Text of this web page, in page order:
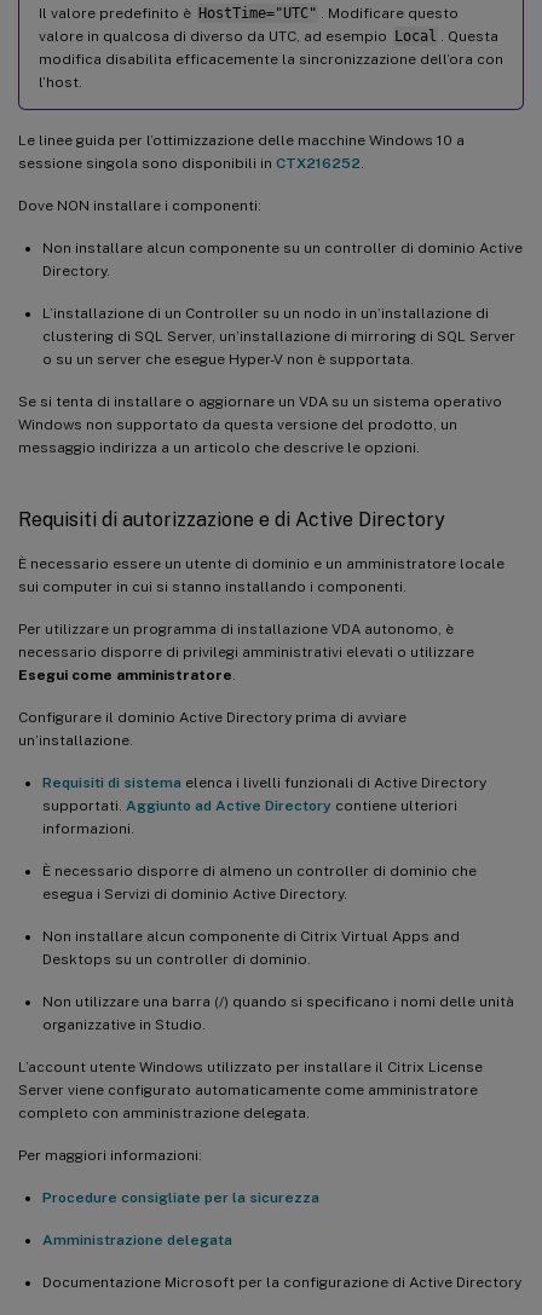
Il valore predefinito è HostTime="UTC"
. Modificare questo
valore in qualcosa di diverso da UTC, ad esempio Local
. Questa
modifica disabilita efficacemente la sincronizzazione dell’ora con
l’host.
Le linee guida per l’ottimizzazione delle macchine Windows 10 a
sessione singola sono disponibili in CTX216252
Dove NON installare i componenti:
Non installare alcun componente su un controller di dominio Active
Directory.
L’installazione di un Controller su un nodo in un’installazione di
clustering di SQL Server, un’installazione di mirroring di SQL Server
o su un server che esegue Hyper-V non è supportata.
Se si tenta di installare o aggiornare un VDA su un sistema operativo
Windows non supportato da questa versione del prodotto, un
messaggio indirizza a un articolo che descrive le opzioni.
Requisiti di autorizzazione e di Active Directory
È necessario essere un utente di dominio e un amministratore locale
sui computer in cui si stanno installando i componenti.
Per utilizzare un programma di installazione VDA autonomo, è
necessario disporre di privilegi amministrativi elevati o utilizzare
Esegui come amministratore
Configurare il dominio Active Directory prima di avviare
un’installazione.
Requisiti di sistema elenca i livelli funzionali di Active Directory
supportati. Aggiunto ad Active Directory contiene ulteriori
informazioni.
È necessario disporre di almeno un controller di dominio che
esegua i Servizi di dominio Active Directory.
Non installare alcun componente di Citrix Virtual Apps and
Desktops su un controller di dominio.
Non utilizzare una barra (/) quando si specificano i nomi delle unità
organizzative in Studio.
L’account utente Windows utilizzato per installare il Citrix License
Server viene configurato automaticamente come amministratore
completo con amministrazione delegata.
Per maggiori informazioni:
Procedure consigliate per la sicurezza
Amministrazione delegata
Documentazione Microsoft per la configurazione di Active Directory